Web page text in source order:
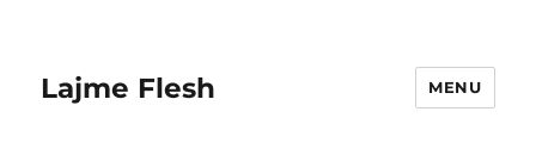
Lajme Flesh MENU